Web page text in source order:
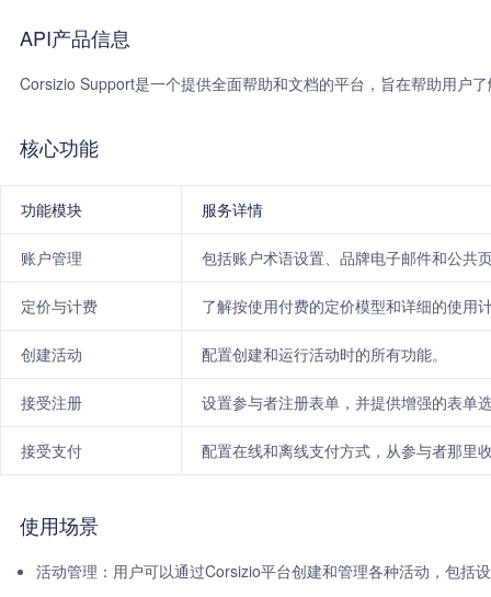
API产品信息
Corsizio Support是一个提供全面帮助和文档的平台，旨在帮助用户
核心功能
功能模块 服务详情
账户管理 包括账户术语设置、品牌电子邮件和公共
定价与计费 了解按使用付费的定价模型和详细的使用
创建活动 配置创建和运行活动时的所有功能。
接受注册 设置参与者注册表单，并提供增强的表单
接受支付 配置在线和离线支付方式，从参与者那里
使用场景
活动管理：用户可以通过Corsizio平台创建和管理各种活动，包括